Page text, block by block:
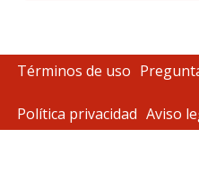
Términos de uso
Política privacidad Aviso